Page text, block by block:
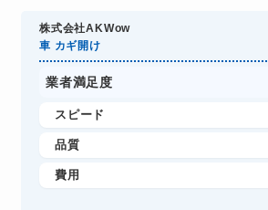
株式会社AKWow
車 カギ開け
業者満足度
スピード
品質
費用